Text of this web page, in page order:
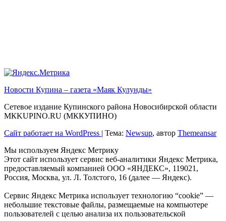
Новости Купина – газета «Маяк Кулунды»
Сетевое издание Купинского района Новосибирской области
МКKUPINO.RU (МККУПИНО)
Сайт работает на WordPress
Тема: Newsup, автор Themeansar
Мы используем Яндекс Метрику
Этот сайт использует сервис веб-аналитики Яндекс Метрика,
предоставляемый компанией ООО «ЯНДЕКС», 119021,
Россия, Москва, ул. Л. Толстого, 16 (далее — Яндекс).
Сервис Яндекс Метрика использует технологию “cookie” —
небольшие текстовые файлы, размещаемые на компьютере
пользователей с целью анализа их пользовательской